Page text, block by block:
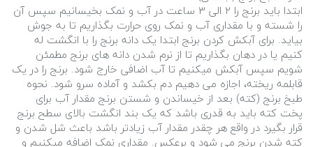
ابتدا باید برنج را 2 الی 3 ساعت در آب و نمک بخیسانیم سپس آن
را شسته و با مقداری آب و نمک روی حرارت بگذاریم تا به جوش
بیاید. برای آبکش کردن برنج ابتدا یک دانه برنج را با انگشت له
کنیم یا در دهان بگذاریم تا از نرم شدن دانه های برنج مطمئن
شویم سپس آبکش میکنیم تا آب اضافی خارج شود. برنج را در یک
قابلمه ریخته، اجازه می دهیم دم بکشد و آماده سرو شود. نحوه
طبخ برنج (کته) بعد از خیساندن و شستن برنج مقدار آب برای
پخت کته باید به قدری باشد که یک بند انگشت بالای سطح برنج
قرار بگیرد در واقع هر چقدر مقدار آب زیادتر باشد باعث شل شدن و
کته شدن برنج می شود و برعکس. مقداری نمک اضافه میکنیم و